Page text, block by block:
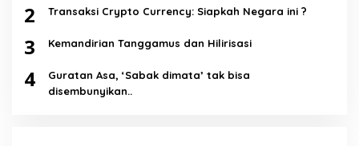
2 Transaksi Crypto Currency: Siapkah Negara ini ?
3 Kemandirian Tanggamus dan Hilirisasi
4
Guratan Asa, ‘Sabak dimata’ tak bisa
disembunyikan..